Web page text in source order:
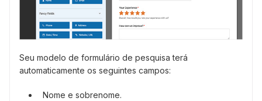
Seu modelo de formulário de pesquisa terá
automaticamente os seguintes campos:
Nome e sobrenome.